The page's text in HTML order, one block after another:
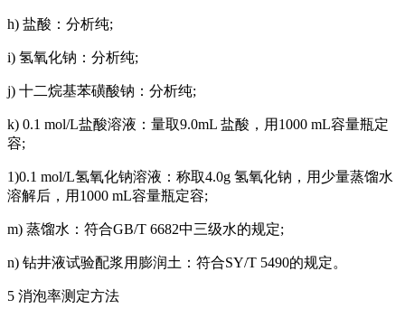
h) 盐酸：分析纯;
i) 氢氧化钠：分析纯;
j) 十二烷基苯磺酸钠：分析纯;
k) 0.1 mol/L盐酸溶液：量取9.0mL 盐酸，用1000 mL容量瓶定
容;
1)0.1 mol/L氢氧化钠溶液：称取4.0g 氢氧化钠，用少量蒸馏水
溶解后，用1000 mL容量瓶定容;
m) 蒸馏水：符合GB/T 6682中三级水的规定;
n) 钻井液试验配浆用膨润土：符合SY/T 5490的规定。
5 消泡率测定方法